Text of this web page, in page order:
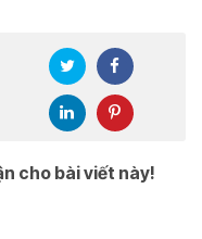
cho bài viết này!